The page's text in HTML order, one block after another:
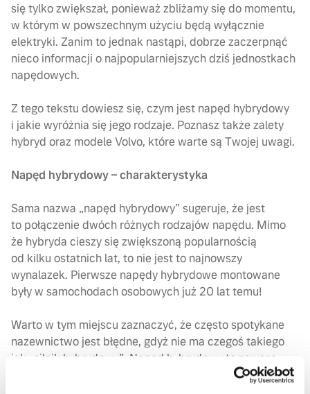
się tylko zwiększał, ponieważ zbliżamy się do momentu,
w którym w powszechnym użyciu będą wyłącznie
elektryki. Zanim to jednak nastąpi, dobrze zaczerpnąć
nieco informacji o najpopularniejszych dziś jednostkach
napędowych.
Z tego tekstu dowiesz się, czym jest napęd hybrydowy
i jakie wyróżnia się jego rodzaje. Poznasz także zalety
hybryd oraz modele Volvo, które warte są Twojej uwagi.
Napęd hybrydowy – charakterystyka
Sama nazwa „napęd hybrydowy” sugeruje, że jest
to połączenie dwóch różnych rodzajów napędu. Mimo
że hybryda cieszy się zwiększoną popularnością
od kilku ostatnich lat, to nie jest to najnowszy
wynalazek. Pierwsze napędy hybrydowe montowane
były w samochodach osobowych już 20 lat temu!
Warto w tym miejscu zaznaczyć, że często spotykane
nazewnictwo jest błędne, gdyż nie ma czegoś takiego
jak „silnik hybrydowy”. Napęd hybrydowy to zawsze
połączenie dwóch rodzajów silnika – spalinowego oraz